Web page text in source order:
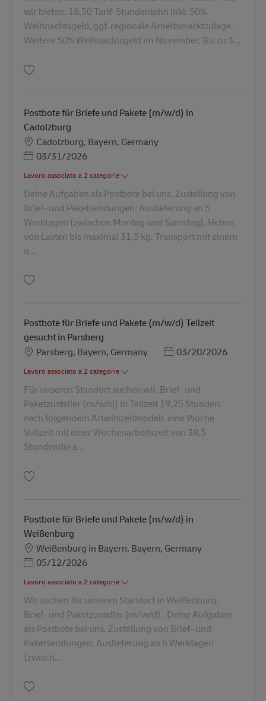
wir bieten. 18,50 Tarif-Stundenlohn inkl. 50%
Weihnachtsgeld, ggf. regionale Arbeitsmarktzulage.
Weitere 50% Weihnachtsgeld im November. Bis zu 3...
Postbote für Briefe und Pakete (m/w/d) in
Cadolzburg
SedeCadolzburg, Bayern, Germany
Posted Date
03/31/2026
Lavoro associato a 2 categorie
Deine Aufgaben als Postbote bei uns. Zustellung von
Brief- und Paketsendungen. Auslieferung an 5
Werktagen (zwischen Montag und Samstag). Heben
von Lasten bis maximal 31,5 kg. Transport mit einem
u...
Postbote für Briefe und Pakete (m/w/d) Teilzeit
gesucht in Parsberg
SedeParsberg, Bayern, Germany Posted Date
03/20/2026
Lavoro associato a 2 categorie
Für unseren Standort suchen wir. Brief- und
Paketzusteller (m/w/d) in Teilzeit 19,25 Stunden.
nach folgendem Arbeitszeitmodell. eine Woche
Vollzeit mit einer Wochenarbeitszeit von 38,5
Stundendie a...
Postbote für Briefe und Pakete (m/w/d) in
Weißenburg
SedeWeißenburg in Bayern, Bayern, Germany
Posted Date
05/12/2026
Lavoro associato a 2 categorie
Wir suchen für unseren Standort in Weißenburg.
Brief- und Paketzusteller (m/w/d) . Deine Aufgaben
als Postbote bei uns. Zustellung von Brief- und
Paketsendungen. Auslieferung an 5 Werktagen
(zwisch...